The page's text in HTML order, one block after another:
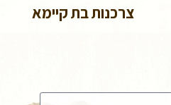
צרכנות בת קיימא